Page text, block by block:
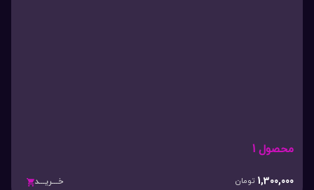
محصول 1
1,300,000 تومان خـــریـــد